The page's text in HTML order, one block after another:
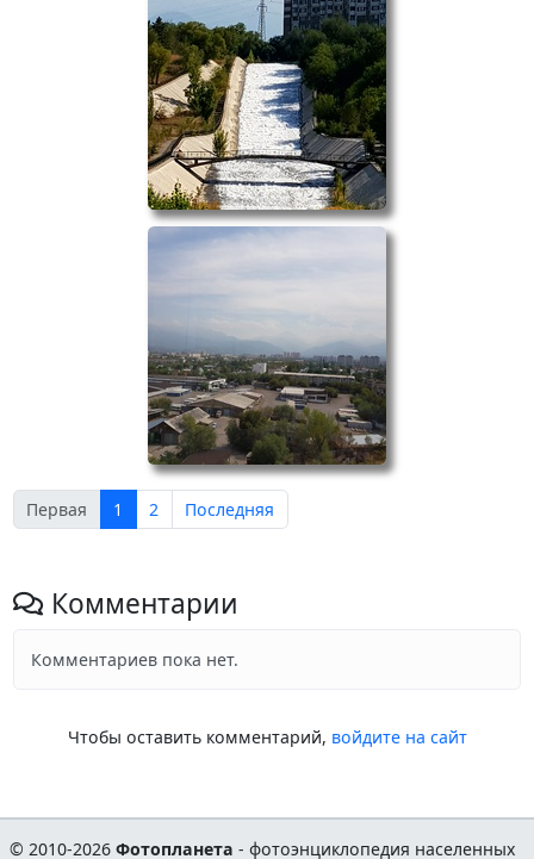
Первая 1 2 Последняя
Комментарии
Комментариев пока нет.
Чтобы оставить комментарий, войдите на сайт
© 2010-2026Фотопланета - фотоэнциклопедия населенных